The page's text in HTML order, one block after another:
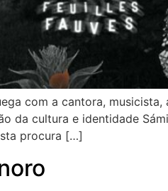
com a cantora,
da cultura e identidade
procura […]